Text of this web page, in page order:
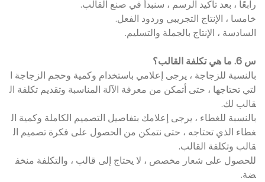
رابعًا ، بعد تأكيد الرسم ، سنبدأ في صنع القالب.
خامسا ، الإنتاج التجريبي وردود الفعل.
السادسة ، الإنتاج بالجملة والتسليم.
س 6. ما هي تكلفة القالب؟
بالنسبة للزجاجة ، يرجى إعلامي باستخدام وكمية وحجم الزجاجة ا
لتي تحتاجها ، حتى أتمكن من معرفة الآلة المناسبة وتقديم تكلفة ال
قالب لك.
بالنسبة للغطاء ، يرجى إعلامك بتفاصيل التصميم الكاملة وكمية ال
غطاء الذي تحتاجه ، حتى نتمكن من الحصول على فكرة تصميم ال
قالب وتكلفة القالب.
للحصول على شعار مخصص ، لا يحتاج إلى قالب ، والتكلفة منخف
ضة.